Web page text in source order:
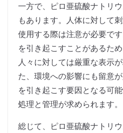
一方で、ピロ亜硫酸ナトリ
もあります。人体に対して
使用する際は注意が必要で
を引き起こすことがあるた
人々に対しては厳重な表示
た、環境への影響にも留意
を引き起こす要因となる可
処理と管理が求められます。
総じて、ピロ亜硫酸ナトリ